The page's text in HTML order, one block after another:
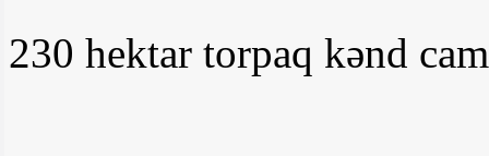
230 hektar torpaq kənd